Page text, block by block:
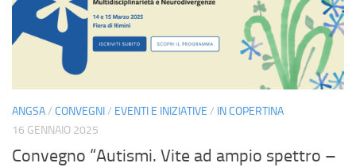
ANGSA/ CONVEGNI/ EVENTI E INIZIATIVE / IN COPERTINA
16 GENNAIO 2025
Convegno “Autismi. Vite ad ampio spettro –